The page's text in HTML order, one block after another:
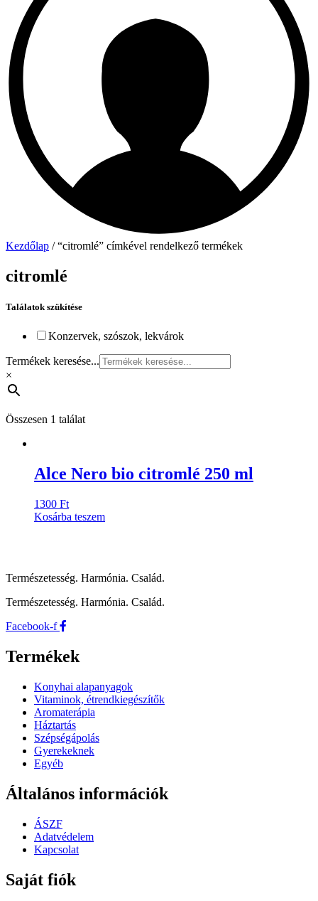
Kezdőlap / “citromlé” címkével rendelkező termékek
citromlé
Találatok szükítése
Konzervek, szószok, lekvárok
Termékek keresése...
×
Összesen 1 találat
Alce Nero bio citromlé 250 ml
1300 Ft
Kosárba teszem
Természetesség. Harmónia. Család.
Természetesség. Harmónia. Család.
Facebook-f
Termékek
Konyhai alapanyagok
Vitaminok, étrendkiegészítők
Aromaterápia
Háztartás
Szépségápolás
Gyerekeknek
Egyéb
Általános információk
ÁSZF
Adatvédelem
Kapcsolat
Saját fiók